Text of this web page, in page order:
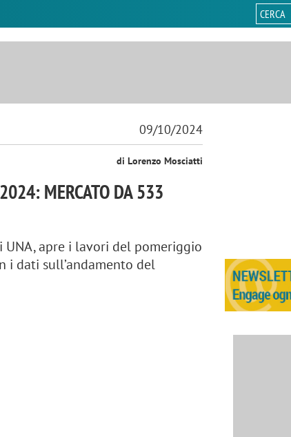
09/10/2024
di Lorenzo Mosciatti
MERCATO DA 533
apre i lavori del pomeriggio
i dati sull’andamento del